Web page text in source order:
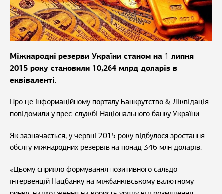
Міжнародні резерви України станом на 1 липня
2015 року становили 10,264 млрд доларів в
еквіваленті.
Про це інформаційному порталу Банкрутство & Ліквідація
повідомили у прес-службі Національного банку України.
Як зазначається, у червні 2015 року відбулося зростання
обсягу міжнародних резервів на понад 346 млн доларів.
«Цьому сприяло формування позитивного сальдо
інтервенцій Нацбанку на міжбанківському валютному